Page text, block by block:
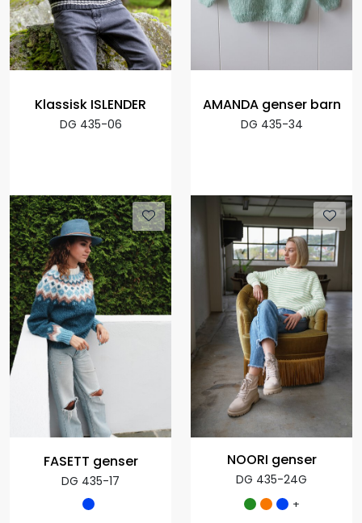
Klassisk ISLENDER
DG 435-06
AMANDA genser barn
DG 435-34
FASETT genser
DG 435-17
NOORI genser
DG 435-24G
+